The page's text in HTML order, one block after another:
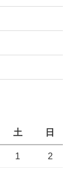
土 日
1 2